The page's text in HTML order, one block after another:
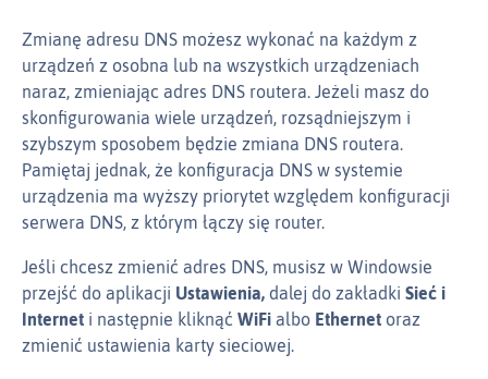
Zmianę adresu DNS możesz wykonać na każdym z
urządzeń z osobna lub na wszystkich urządzeniach
naraz, zmieniając adres DNS routera. Jeżeli masz do
skonfigurowania wiele urządzeń, rozsądniejszym i
szybszym sposobem będzie zmiana DNS routera.
Pamiętaj jednak, że konfiguracja DNS w systemie
urządzenia ma wyższy priorytet względem konfiguracji
serwera DNS, z którym łączy się router.
Jeśli chcesz zmienić adres DNS, musisz w Windowsie
przejść do aplikacji Ustawienia, dalej do zakładki Sieć i
Internet i następnie kliknąć WiFi albo Ethernet oraz
zmienić ustawienia karty sieciowej.